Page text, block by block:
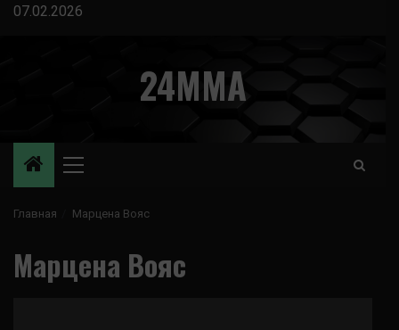
Перейти
07.02.2026
24MMA
Основное
Главная Марцена Вояс
Марцена Вояс